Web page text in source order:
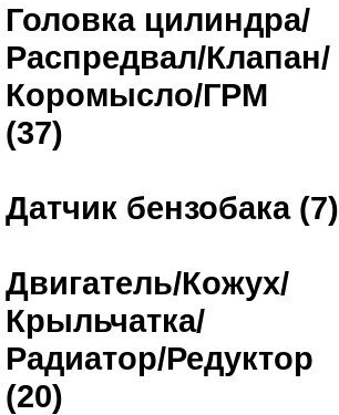
Головка цилиндра/
Распредвал/Клапан/
Коромысло/ГРМ
(37)
Датчик бензобака (7)
Двигатель/Кожух/
Крыльчатка/
Радиатор/Редуктор
(20)